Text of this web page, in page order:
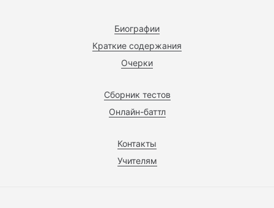
Биографии
Краткие содержания
Очерки
Сборник тестов
Онлайн-баттл
Контакты
Учителям